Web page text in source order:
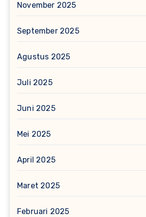
November 2025
September 2025
Agustus 2025
Juli 2025
Juni 2025
Mei 2025
April 2025
Maret 2025
Februari 2025